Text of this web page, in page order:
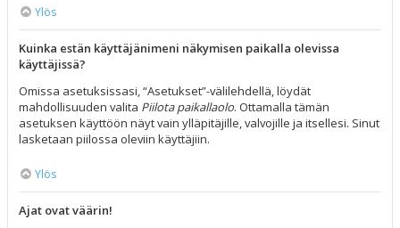
Ylös
Kuinka estän käyttäjänimeni näkymisen paikalla olevissa
käyttäjissä?
Omissa asetuksissasi, “Asetukset”-välilehdellä, löydät
mahdollisuuden valita Piilota paikallaolo. Ottamalla tämän
asetuksen käyttöön näyt vain ylläpitäjille, valvojille ja itsellesi. Sinut
lasketaan piilossa oleviin käyttäjiin.
Ylös
Ajat ovat väärin!